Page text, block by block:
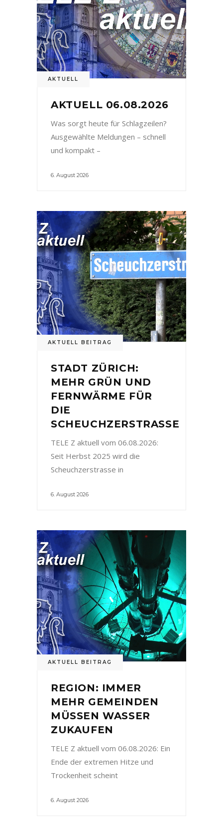
AKTUELL
AKTUELL 06.08.2026
Was sorgt heute für Schlagzeilen?
Ausgewählte Meldungen – schnell
und kompakt –
6. August 2026
AKTUELL BEITRAG
STADT ZÜRICH:
MEHR GRÜN UND
FERNWÄRME FÜR
DIE
SCHEUCHZERSTRASSE
TELE Z aktuell vom 06.08.2026:
Seit Herbst 2025 wird die
Scheuchzerstrasse in
6. August 2026
AKTUELL BEITRAG
REGION: IMMER
MEHR GEMEINDEN
MÜSSEN WASSER
ZUKAUFEN
TELE Z aktuell vom 06.08.2026: Ein
Ende der extremen Hitze und
Trockenheit scheint
6. August 2026